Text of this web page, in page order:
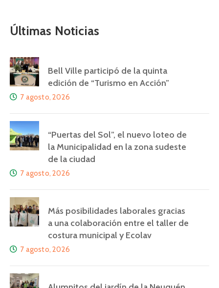
Últimas Noticias
Bell Ville participó de la quinta
edición de “Turismo en Acción”
7 agosto, 2026
“Puertas del Sol”, el nuevo loteo de
la Municipalidad en la zona sudeste
de la ciudad
7 agosto, 2026
Más posibilidades laborales gracias
a una colaboración entre el taller de
costura municipal y Ecolav
7 agosto, 2026